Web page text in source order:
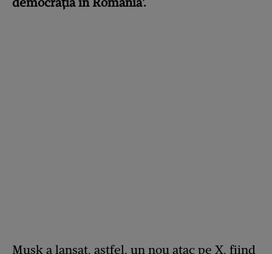
Musk a lansat, astfel, un nou atac pe X, fiind